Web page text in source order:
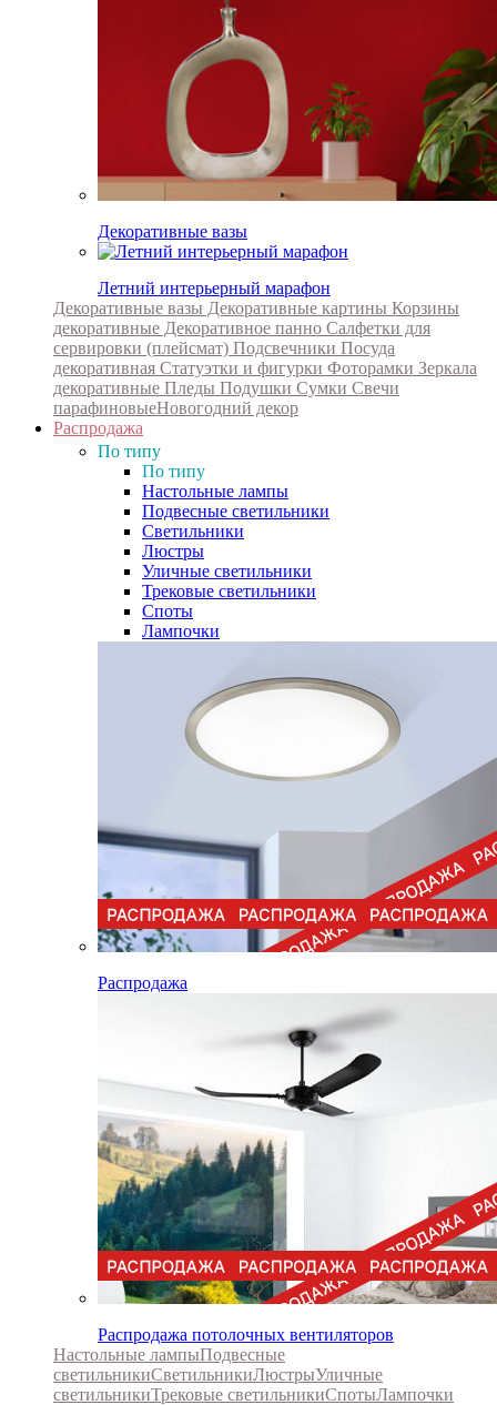
Декоративные вазы
Летний интерьерный марафон
Декоративные вазы Декоративные картины Корзины
декоративные Декоративное панно Салфетки для
сервировки (плейсмат) Подсвечники Посуда
декоративная Статуэтки и фигурки Фоторамки Зеркала
декоративные Пледы Подушки Сумки Свечи
парафиновыеНовогодний декор
Распродажа
По типу
По типу
Настольные лампы
Подвесные светильники
Светильники
Люстры
Уличные светильники
Трековые светильники
Споты
Лампочки
Распродажа
Распродажа потолочных вентиляторов
Настольные лампыПодвесные
светильникиСветильникиЛюстрыУличные
светильникиТрековые светильникиСпотыЛампочки